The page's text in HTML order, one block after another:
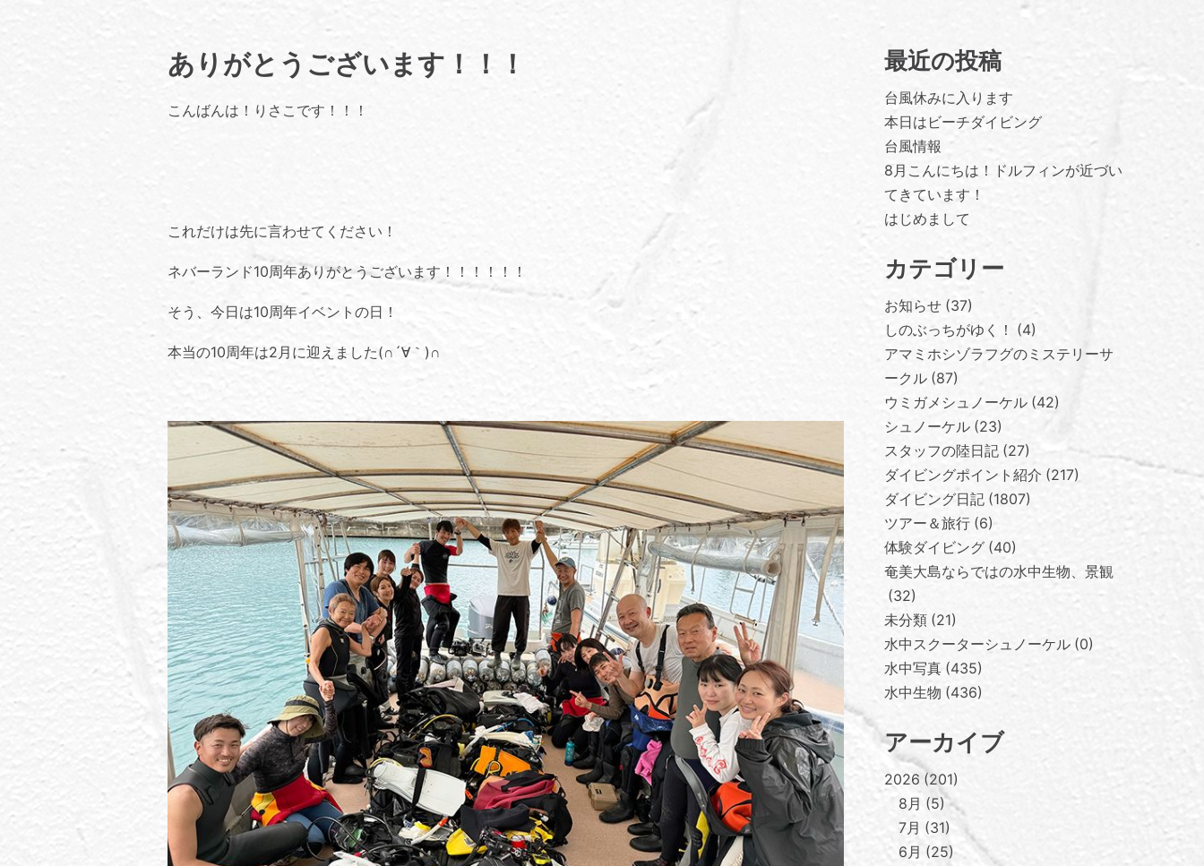
ありがとうございます！！！
こんばんは！りさこです！！！
これだけは先に言わせてください！
ネバーランド10周年ありがとうございます！！！！！！
そう、今日は10周年イベントの日！
本当の10周年は2月に迎えました(∩´∀｀)∩
最近の投稿
台風休みに入ります
本日はビーチダイビング
台風情報
8月こんにちは！ドルフィンが近づい
てきています！
はじめまして
カテゴリー
お知らせ 37
しのぶっちがゆく！
4
アマミホシゾラフグのミステリーサ
ークル 87
ウミガメシュノーケル 42
シュノーケル 23
スタッフの陸日記 27
ダイビングポイント紹介 217
ダイビング日記 1807
ツアー＆旅行 6
体験ダイビング 40
奄美大島ならではの水中生物、景観
32
未分類 21
水中スクーターシュノーケル 0
水中写真 435
水中生物 436
アーカイブ
2026 201
8月
5
7月
31
6月
25